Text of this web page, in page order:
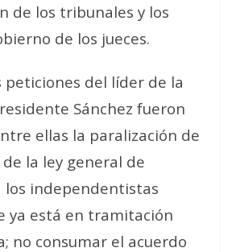
de los tribunales y los
de los jueces.
peticiones del líder de la
Sánchez fueron
ellas la paralización de
la ley general de
independentistas
ya está en tramitación
no consumar el acuerdo